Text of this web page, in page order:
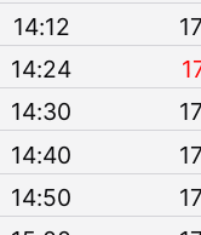
14:12
14:24
14:30
14:40
14:50